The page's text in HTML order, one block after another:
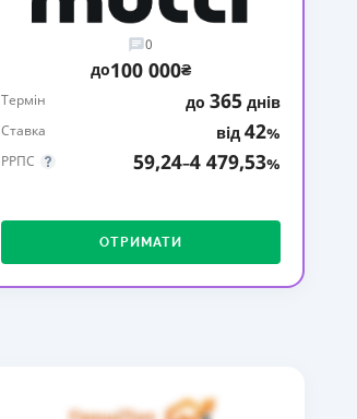
0
до100 000₴
Термін до 365 днів
Ставка від 42%
РРПС 59,24–4 479,53%
ОТРИМАТИ